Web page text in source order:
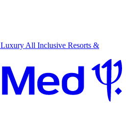
All Inclusive Resorts &